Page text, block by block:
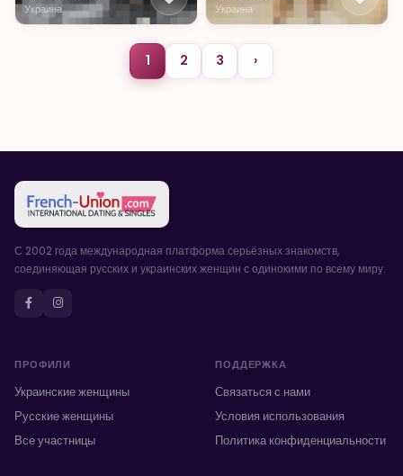
Украина Украина
1 2 3 ›
С 2002 года международная платформа серьёзных знакомств,
соединяющая русских и украинских женщин с одинокими по всему миру.
ПРОФИЛИ
Украинские женщины
Русские женщины
Все участницы
ПОДДЕРЖКА
Связаться с нами
Условия использования
Политика конфиденциальности